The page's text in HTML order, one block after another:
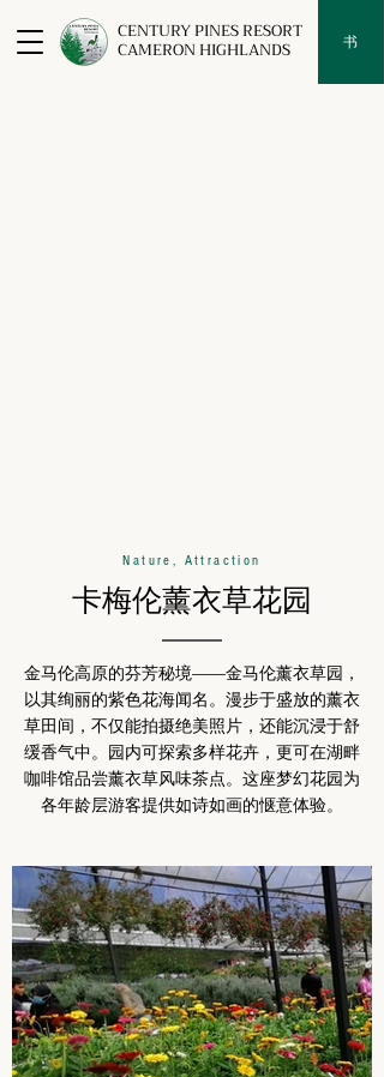
CENTURY PINES RESORT
CAMERON HIGHLANDS 书
Nature, Attraction
卡梅伦薰衣草花园
金马伦高原的芬芳秘境——金马伦薰衣草园，
以其绚丽的紫色花海闻名。漫步于盛放的薰衣
草田间，不仅能拍摄绝美照片，还能沉浸于舒
缓香气中。园内可探索多样花卉，更可在湖畔
咖啡馆品尝薰衣草风味茶点。这座梦幻花园为
各年龄层游客提供如诗如画的惬意体验。